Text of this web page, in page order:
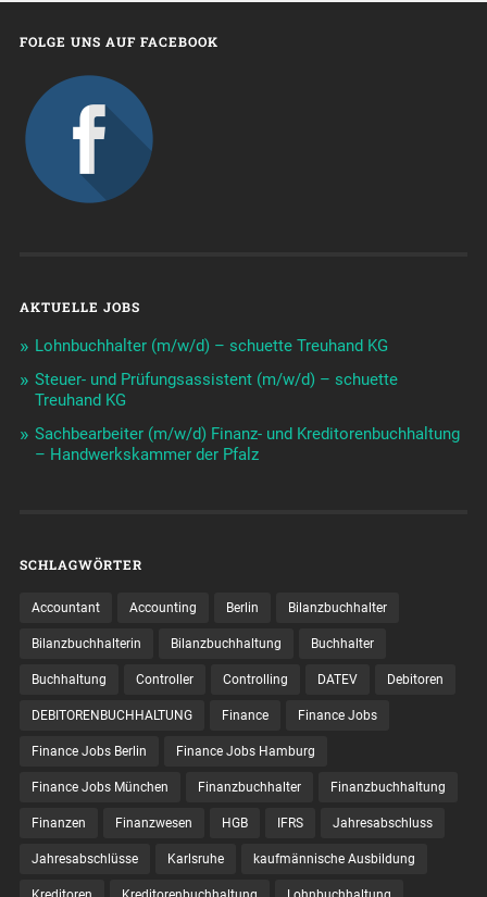
FOLGE UNS AUF FACEBOOK
AKTUELLE JOBS
Lohnbuchhalter (m/w/d) – schuette Treuhand KG
Steuer- und Prüfungsassistent (m/w/d) – schuette
Treuhand KG
Sachbearbeiter (m/w/d) Finanz- und Kreditorenbuchhaltung
– Handwerkskammer der Pfalz
SCHLAGWÖRTER
Accountant Accounting Berlin Bilanzbuchhalter
Bilanzbuchhalterin Bilanzbuchhaltung Buchhalter
Buchhaltung Controller Controlling DATEV Debitoren
DEBITORENBUCHHALTUNG Finance Finance Jobs
Finance Jobs Berlin Finance Jobs Hamburg
Finance Jobs München Finanzbuchhalter Finanzbuchhaltung
Finanzen Finanzwesen HGB IFRS Jahresabschluss
Jahresabschlüsse Karlsruhe kaufmännische Ausbildung